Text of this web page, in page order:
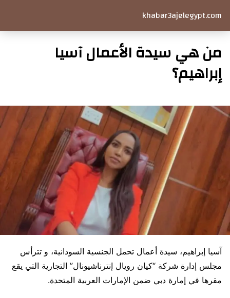
khabar3ajelegypt.com
من هي سيدة الأعمال آسيا
إبراهيم؟
آسيا إبراهيم، سيدة أعمال تحمل الجنسية السودانية، و تترأس
مجلس إدارة شركة “كيان رويال إنترناشيونال” التجارية التي يقع
مقرها في إمارة دبي ضمن الإمارات العربية المتحدة.